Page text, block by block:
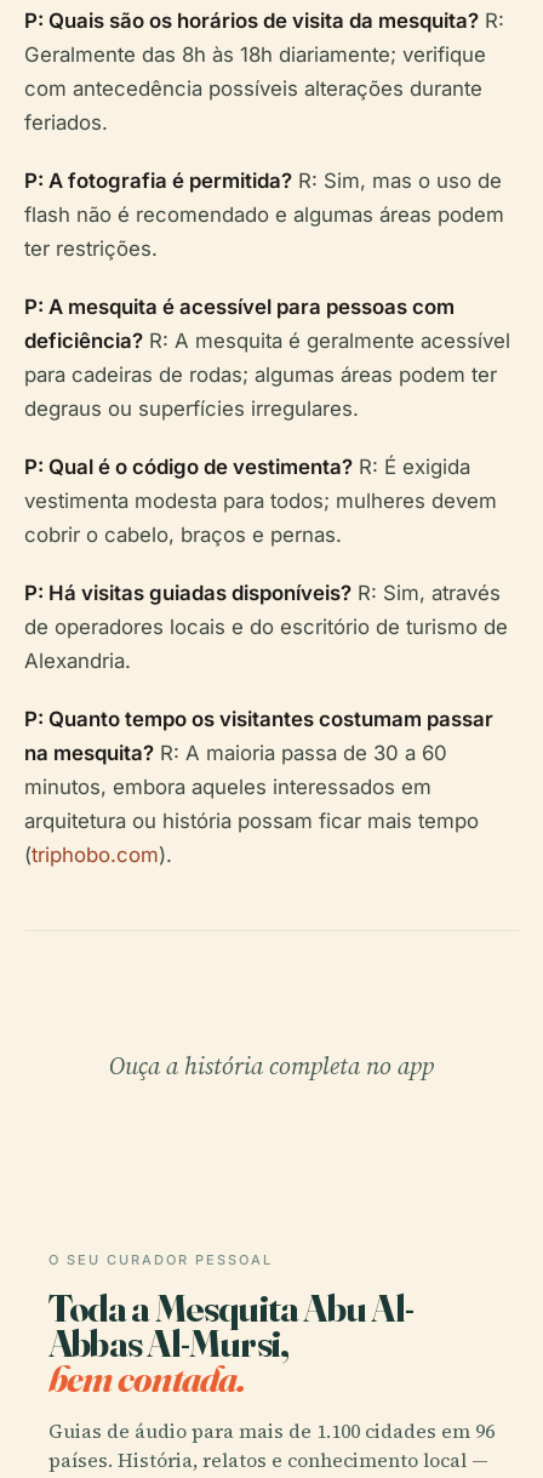
P: Quais são os horários de visita da mesquita? R:
Geralmente das 8h às 18h diariamente; verifique
com antecedência possíveis alterações durante
feriados.
P: A fotografia é permitida? R: Sim, mas o uso de
flash não é recomendado e algumas áreas podem
ter restrições.
P: A mesquita é acessível para pessoas com
deficiência? R: A mesquita é geralmente acessível
para cadeiras de rodas; algumas áreas podem ter
degraus ou superfícies irregulares.
P: Qual é o código de vestimenta? R: É exigida
vestimenta modesta para todos; mulheres devem
cobrir o cabelo, braços e pernas.
P: Há visitas guiadas disponíveis? R: Sim, através
de operadores locais e do escritório de turismo de
Alexandria.
P: Quanto tempo os visitantes costumam passar
na mesquita? R: A maioria passa de 30 a 60
minutos, embora aqueles interessados em
arquitetura ou história possam ficar mais tempo
(triphobo.com).
Ouça a história completa no app
O SEU CURADOR PESSOAL
Toda a Mesquita Abu Al-
Abbas Al-Mursi,
bem contada.
Guias de áudio para mais de 1.100 cidades em 96
países. História, relatos e conhecimento local —